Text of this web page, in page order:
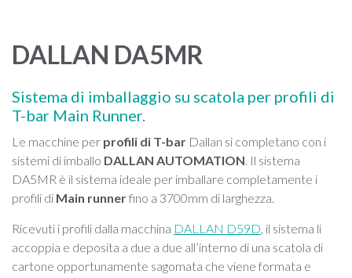
DALLAN DA5MR
Sistema di imballaggio su scatola per profili di
T-bar Main Runner.
Le macchine per profili di T-bar Dallan si completano con i
sistemi di imballo DALLAN AUTOMATION. Il sistema
DA5MR è il sistema ideale per imballare completamente i
profili di Main runnerfino a 3700mm di larghezza.
Ricevuti i profili dalla macchina DALLAN D59D, il sistema li
accoppia e deposita a due a due all’interno di una scatola di
cartone opportunamente sagomata che viene formata e